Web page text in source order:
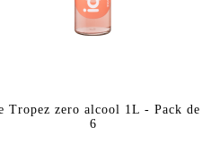
Tropez zero alcool 1L - Pack de
6